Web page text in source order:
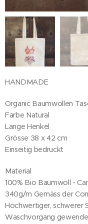
HANDMADE
Organic Baumwollen
Farbe Natural
Lange Henkel
Grösse 38 x 42 cm
Einseitig bedruckt
Material
100% Bio Baumwoll -
340g/m Gemäss der
Hochwertiger, schwerer
Waschvorgang